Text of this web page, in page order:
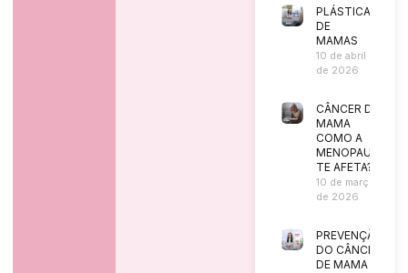
PLÁSTICA
DE
MAMAS
10 de abril
de 2026
CÂNCER DE
MAMA
COMO A
MENOPAUSA
TE AFETA?
10 de março
de 2026
PREVENÇÃO
DO CÂNCER
DE MAMA |